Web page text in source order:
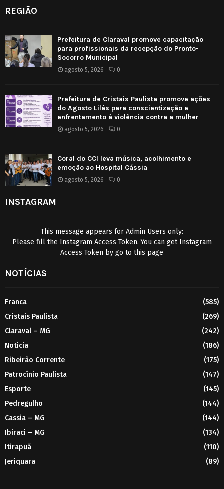
REGIÃO
Prefeitura de Claraval promove capacitação
para profissionais da recepção do Pronto-
Socorro Municipal
agosto 5, 2026 0
Prefeitura de Cristais Paulista promove ações
do Agosto Lilás para conscientização e
enfrentamento à violência contra a mulher
agosto 5, 2026 0
Coral do CCI leva música, acolhimento e
emoção ao Hospital Cássia
agosto 5, 2026 0
INSTAGRAM
This message appears for Admin Users only:
Please fill the Instagram Access Token. You can get Instagram
Access Token by go to this page
NOTÍCIAS
Franca
(585)
Cristais Paulista
(269)
Claraval – MG
(242)
Noticia
(186)
Ribeirão Corrente
(175)
Patrocínio Paulista
(147)
Esporte
(145)
Pedregulho
(144)
Cassia – MG
(144)
Ibiraci – MG
(134)
Itirapuã
(110)
Jeriquara
(89)